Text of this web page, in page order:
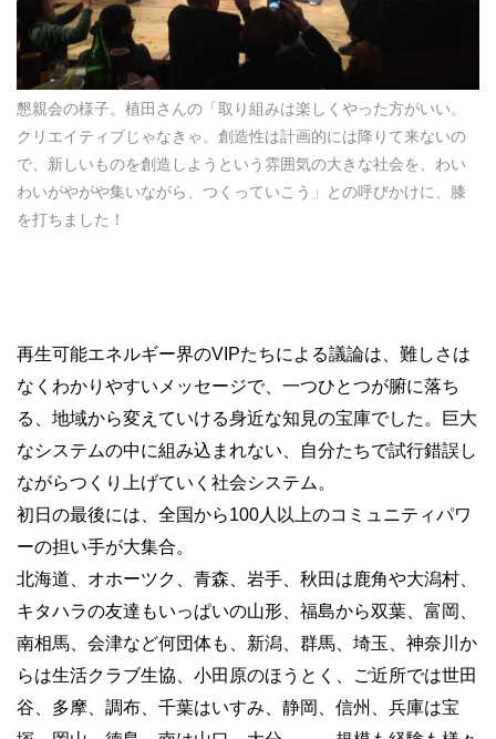
懇親会の様子。植田さんの「取り組みは楽しくやった方がいい。
クリエイティブじゃなきゃ。創造性は計画的には降りて来ないの
で、新しいものを創造しようという雰囲気の大きな社会を、わい
わいがやがや集いながら、つくっていこう」との呼びかけに、膝
を打ちました！
再生可能エネルギー界のVIPたちによる議論は、難しさは
なくわかりやすいメッセージで、一つひとつが腑に落ち
る、地域から変えていける身近な知見の宝庫でした。巨大
なシステムの中に組み込まれない、自分たちで試行錯誤し
ながらつくり上げていく社会システム。
初日の最後には、全国から100人以上のコミュニティパワ
ーの担い手が大集合。
北海道、オホーツク、青森、岩手、秋田は鹿角や大潟村、
キタハラの友達もいっぱいの山形、福島から双葉、富岡、
南相馬、会津など何団体も、新潟、群馬、埼玉、神奈川か
らは生活クラブ生協、小田原のほうとく、ご近所では世田
谷、多摩、調布、千葉はいすみ、静岡、信州、兵庫は宝